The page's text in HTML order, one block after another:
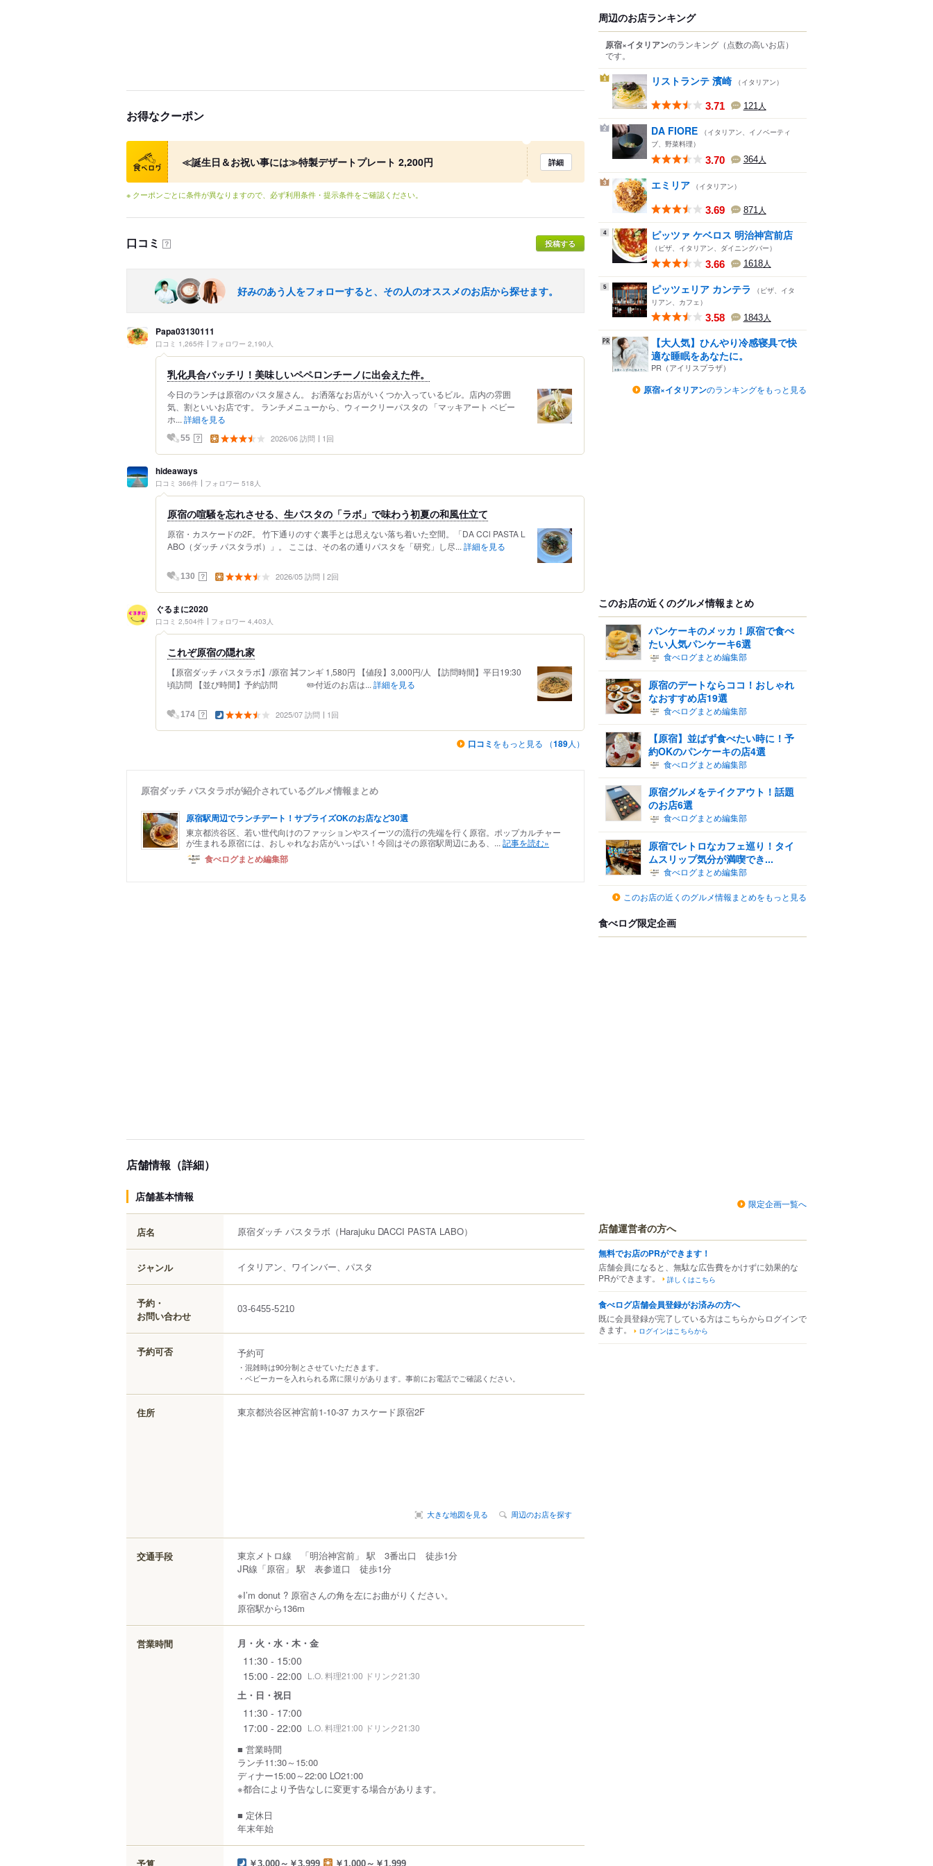
お得なクーポン
クーポン
≪誕生日＆お祝い事には≫特製デザートプレート 2,200円 詳細
※ クーポンごとに条件が異なりますので、必ず利用条件・提示条件をご確認ください。
口コミ ？ 投稿する
好みのあう人をフォローすると、その人のオススメのお店から探せます。
Papa03130111
口コミ 1,265件 フォロワー 2,190人
乳化具合バッチリ！美味しいペペロンチーノに出会えた件。
今日のランチは原宿のパスタ屋さん。 お洒落なお店がいくつか入っているビル。店内の雰囲
気、割といいお店です。 ランチメニューから、ウィークリーパスタの 「マッキアート ベビー
ホ... 詳細を見る
55 ？ 2026/06 訪問 1回
hideaways
口コミ 366件 フォロワー 518人
原宿の喧騒を忘れさせる、生パスタの「ラボ」で味わう初夏の和風仕立て
原宿・カスケードの2F。 竹下通りのすぐ裏手とは思えない落ち着いた空間。「DA CCl PASTA L
ABO（ダッチ パスタラボ）」。 ここは、その名の通りパスタを「研究」し尽... 詳細を見る
130 ？ 2026/05 訪問 2回
ぐるまに2020
口コミ 2,504件 フォロワー 4,403人
これぞ原宿の隠れ家
【原宿ダッチ パスタラボ】/原宿 ⌘フンギ 1,580円 【値段】3,000円/人 【訪問時間】平日19:30
頃訪問 【並び時間】予約訪問 ✏️付近のお店は... 詳細を見る
174 ？ 2025/07 訪問 1回
口コミ をもっと見る （189人）
原宿ダッチ パスタラボが紹介されているグルメ情報まとめ
原宿駅周辺でランチデート！サプライズOKのお店など30選
東京都渋谷区、若い世代向けのファッションやスイーツの流行の先端を行く原宿。ポップカルチャー
が生まれる原宿には、おしゃれなお店がいっぱい！今回はその原宿駅周辺にある、... 記事を読む»
食べログまとめ編集部
店舗情報（詳細）
店舗基本情報
店名 原宿ダッチ パスタラボ （Harajuku DACCI PASTA LABO）
ジャンル イタリアン、ワインバー、パスタ
予約・
お問い合わせ
03-6455-5210
予約可否 予約可
・混雑時は90分制とさせていただきます。
・ベビーカーを入れられる席に限りがあります。事前にお電話でご確認ください。
住所 東京都渋谷区神宮前1-10-37 カスケード原宿2F
大きな地図を見る 周辺のお店を探す
交通手段
東京メトロ線 「明治神宮前」 駅 3番出口 徒歩1分
JR線「原宿」 駅 表参道口 徒歩1分
※I’m donut ? 原宿さんの角を左にお曲がりください。
原宿駅から136m
営業時間 月・火・水・木・金
11:30 - 15:00
15:00 - 22:00 L.O. 料理21:00 ドリンク21:30
土・日・祝日
11:30 - 17:00
17:00 - 22:00 L.O. 料理21:00 ドリンク21:30
■ 営業時間
ランチ11:30～15:00
ディナー15:00～22:00 LO21:00
※都合により予告なしに変更する場合があります。
■ 定休日
年末年始
￥3,000～￥3,999 ￥1,000～￥1,999
周辺のお店ランキング
原宿×イタリアンのランキング （点数の高いお店）
です。
1 リストランテ 濱崎 （イタリアン）
3.71 121 人
2 DA FIORE
（イタリアン、イノベーティ
ブ、野菜料理）
3.70 364人
3 エミリア （イタリアン）
3.69 871 人
4 ピッツァ ケベロス 明治神宮前店
（ピザ、イタリアン、ダイニングバー）
3.66 1618人
5 ピッツェリア カンテラ
（ピザ、イタ
リアン、カフェ）
3.58 1843人
【大人気】ひんやり冷感寝具で快
適な睡眠をあなたに。
PR（アイリスプラザ）
原宿×イタリアンのランキングをもっと見る
このお店の近くのグルメ情報まとめ
パンケーキのメッカ！原宿で食べ
たい人気パンケーキ6選
食べログまとめ編集部
原宿のデートならココ！おしゃれ
なおすすめ店19選
食べログまとめ編集部
【原宿】並ばず食べたい時に！予
約OKのパンケーキの店4選
食べログまとめ編集部
原宿グルメをテイクアウト！話題
のお店6選
食べログまとめ編集部
原宿でレトロなカフェ巡り！タイ
ムスリップ気分が満喫でき...
食べログまとめ編集部
このお店の近くのグルメ情報まとめをもっと見る
食べログ限定企画
限定企画一覧へ
店舗運営者の方へ
無料でお店のPRができます！
店舗会員になると、無駄な広告費をかけずに効果的な
PRができます。
詳しくはこちら
食べログ店舗会員登録がお済みの方へ
既に会員登録が完了している方はこちらからログインで
きます。
ログインはこちらから